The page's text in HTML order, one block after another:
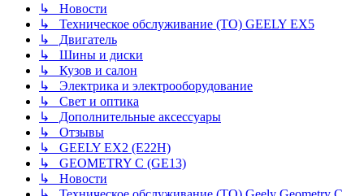
↳ Новости
↳ Техническое обслуживание (ТО) GEELY EX5
↳ Двигатель
↳ Шины и диски
↳ Кузов и салон
↳ Электрика и электрооборудование
↳ Свет и оптика
↳ Дополнительные аксессуары
↳ Отзывы
↳ GEELY EX2 (E22H)
↳ GEOMETRY C (GE13)
↳ Новости